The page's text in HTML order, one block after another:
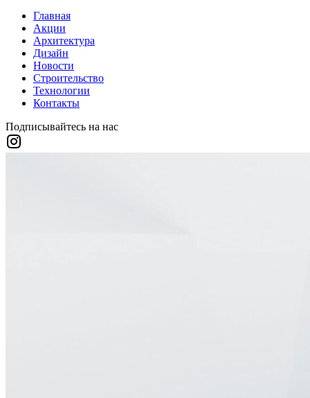
Главная
Акции
Архитектура
Дизайн
Новости
Строительство
Технологии
Контакты
Подписывайтесь на нас